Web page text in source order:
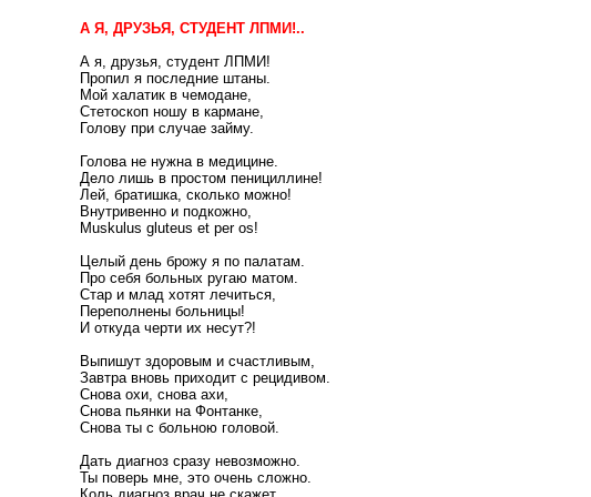
А Я, ДРУЗЬЯ, СТУДЕНТ ЛПМИ!..
А я, друзья, студент ЛПМИ!
Пропил я последние штаны.
Мой халатик в чемодане,
Стетоскоп ношу в кармане,
Голову при случае займу.
Голова не нужна в медицине.
Дело лишь в простом пенициллине!
Лей, братишка, сколько можно!
Внутривенно и подкожно,
Muskulus gluteus et per os!
Целый день брожу я по палатам.
Про себя больных ругаю матом.
Стар и млад хотят лечиться,
Переполнены больницы!
И откуда черти их несут?!
Выпишут здоровым и счастливым,
Завтра вновь приходит с рецидивом.
Снова охи, снова ахи,
Снова пьянки на Фонтанке,
Снова ты с больною головой.
Дать диагноз сразу невозможно.
Ты поверь мне, это очень сложно.